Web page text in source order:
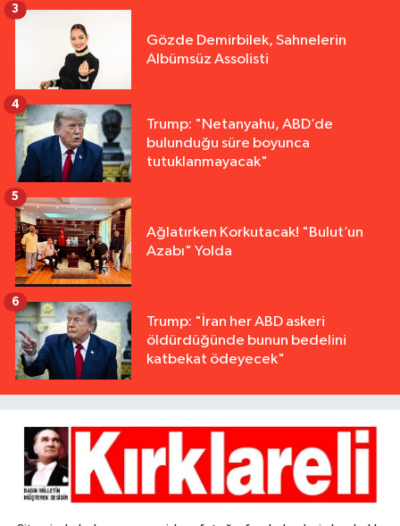
Gözde Demirbilek, Sahnelerin
Albümsüz Assolisti
3
Trump: "Netanyahu, ABD’de
bulunduğu süre boyunca
tutuklanmayacak"
4
Ağlatırken Korkutacak! "Bulut’un
Azabı" Yolda
5
Trump: "İran her ABD askeri
öldürdüğünde bunun bedelini
katbekat ödeyecek"
6